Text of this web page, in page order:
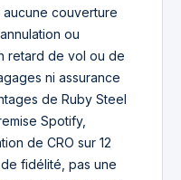
couverture
ou
retard de vol ou de
ni assurance
de Ruby Steel
Spotify,
de CRO sur 12
fidélité, pas une